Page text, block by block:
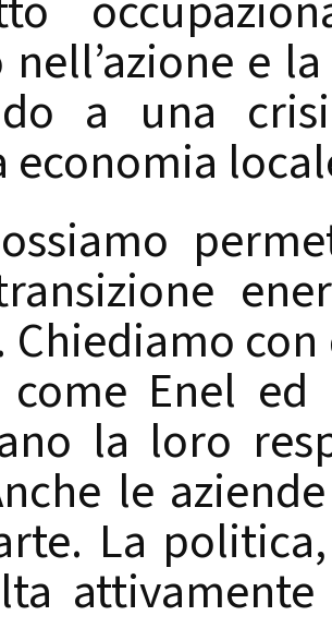
e
a una
economia
come Enel
la loro
le
La